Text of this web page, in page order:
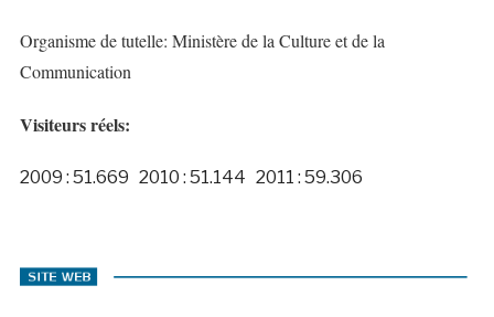
Organisme de tutelle: Ministère de la Culture et de la
Communication
Visiteurs réels:
2009 : 51.669 2010 : 51.144 2011 : 59.306